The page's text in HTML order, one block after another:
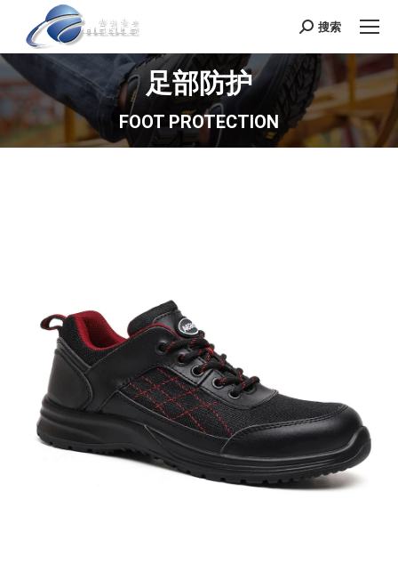
Search:
搜索
足部防护
FOOT PROTECTION